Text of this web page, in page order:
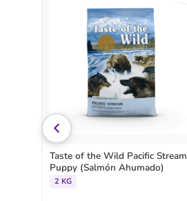
Taste of the Wild Pacific Stream
Puppy (Salmón Ahumado)
2 KG